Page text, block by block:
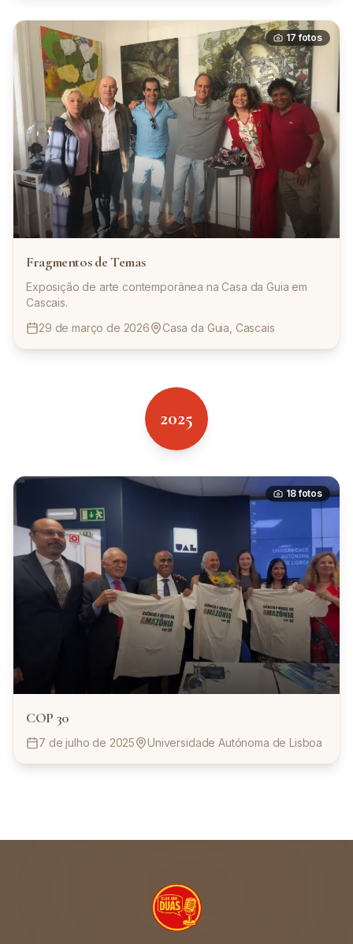
17 fotos
Fragmentos de Temas
Exposição de arte contemporânea na Casa da Guia em
Cascais.
29 de março de 2026
Casa da Guia, Cascais
2025
18fotos
COP 30
7 de julho de 2025 Universidade Autónoma de Lisboa